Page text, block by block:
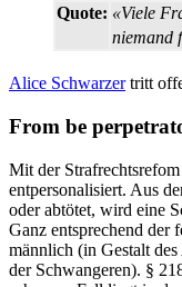
Quote: «Viele
niemand
Alice Schwarzertritt
From be
Mit der
entpersonalisiert. Aus
oder abtötet, wird eine
Ganz entsprechend der
männlich (in Gestalt
der Schwangeren). §